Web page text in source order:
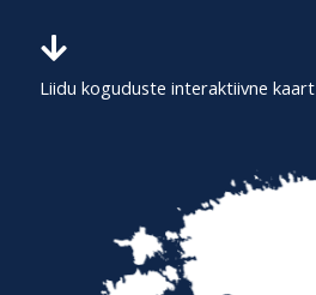
Liidu koguduste interaktiivne kaart